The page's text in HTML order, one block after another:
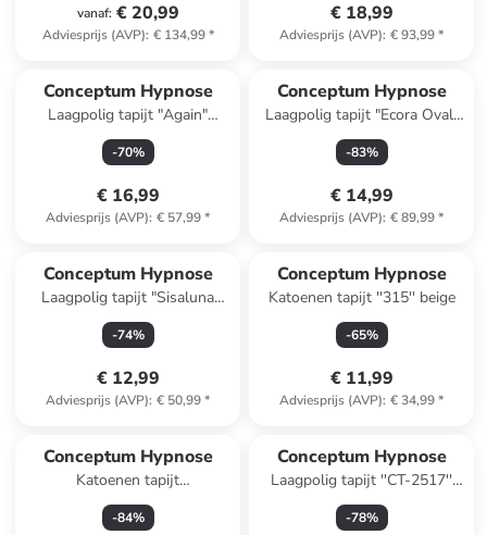
vanaf: € 20,99
Adviesprijs (AVP): € 134,99*
€ 18,99
Adviesprijs (AVP): € 93,99*
Conceptum Hypnose
Laagpolig tapijt "Again"
crème/zwart
-70%
€ 16,99
Adviesprijs (AVP): € 57,99*
Conceptum Hypnose
Laagpolig tapijt "Ecora Oval"
wit/grijs
-83%
€ 14,99
Adviesprijs (AVP): € 89,99*
Conceptum Hypnose
Laagpolig tapijt "Sisaluna
4443" lichtbruin
-74%
€ 12,99
Adviesprijs (AVP): € 50,99*
Conceptum Hypnose
Katoenen tapijt ''315'' beige
-65%
€ 11,99
Adviesprijs (AVP): € 34,99*
Conceptum Hypnose
Katoenen tapijt
"Woopamuk336"
donkerblauw
-84%
Conceptum Hypnose
Laagpolig tapijt ''CT-2517''
beige/grijs
-78%